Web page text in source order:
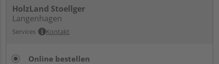
HolzLand Stoellger
Langenhagen
Services Kontakt
Online bestellen